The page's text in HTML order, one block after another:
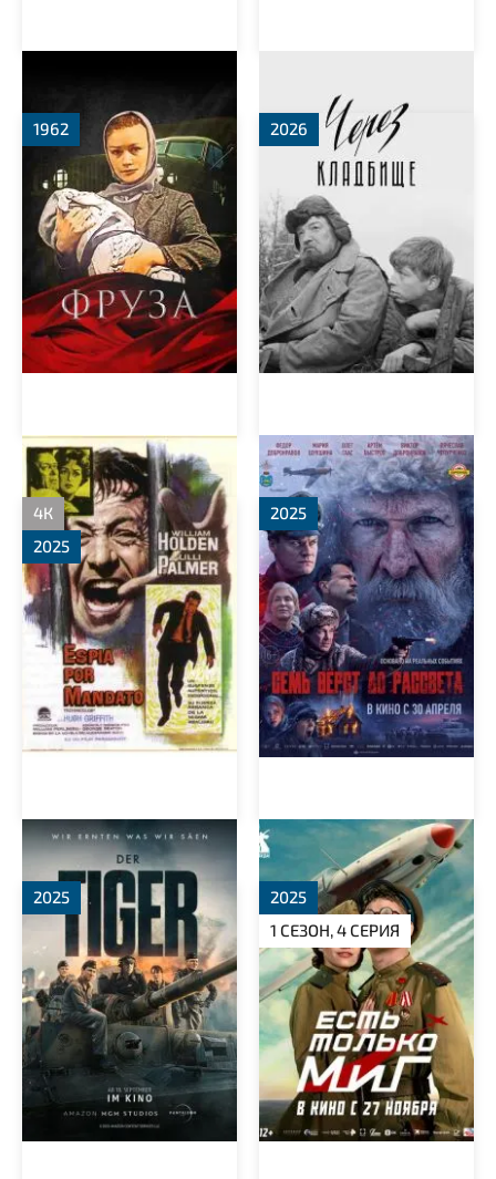
Фальшивый предатель
1962
Семь вёрст до рассвета
2026
Тигр
4К
2025
Есть только МиГ
2025
2025
2025
1 СЕЗОН, 4 СЕРИЯ